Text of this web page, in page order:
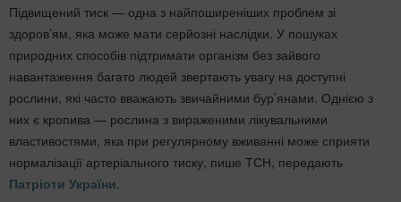
Підвищений тиск — одна з найпоширеніших проблем зі
здоров’ям, яка може мати серйозні наслідки. У пошуках
природних способів підтримати організм без зайвого
навантаження багато людей звертають увагу на доступні
рослини, які часто вважають звичайними бур’янами. Однією з
них є кропива — рослина з вираженими лікувальними
властивостями, яка при регулярному вживанні може сприяти
нормалізації артеріального тиску, пише ТСН, передають
Патріоти України.